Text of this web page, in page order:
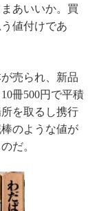
あいいか。買
値付けであ
売られ、新品
10冊500円で平積
を取るし携行
のような値が
だ。